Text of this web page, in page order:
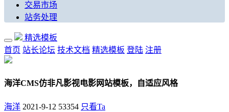
交易市场
站务处理
精选模板
首页 站长论坛 技术文档 精选模板 登陆 注册
海洋CMS仿非凡影视电影网站模板，自适应风格
海洋 2021-9-12 53354 只看Ta